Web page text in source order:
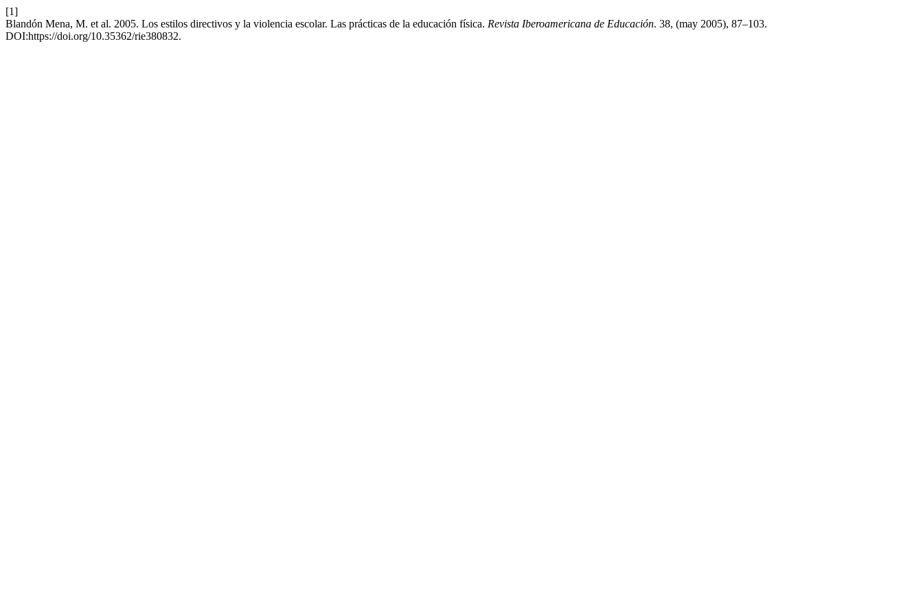
[1]
Blandón Mena, M. et al. 2005. Los estilos directivos y la violencia escolar. Las prácticas de la educación física. Revista Iberoamericana de Educación. 38, (may 2005), 87–103.
DOI:https://doi.org/10.35362/rie380832.